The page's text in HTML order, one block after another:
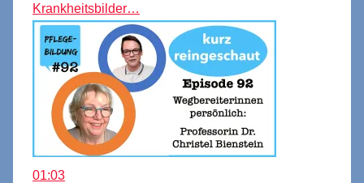
Krankheitsbilder…
01:03